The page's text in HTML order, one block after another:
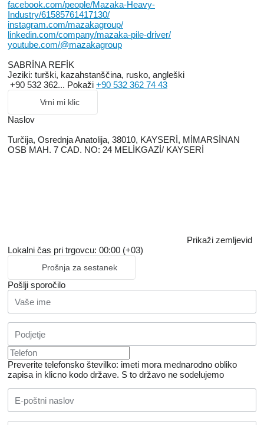
facebook.com/people/Mazaka-Heavy-
Industry/61585761417130/
instagram.com/mazakagroup/
linkedin.com/company/mazaka-pile-driver/
youtube.com/@mazakagroup
SABRİNA REFİK
Jeziki: turški, kazahstanščina, rusko, angleški
+90 532 362... Pokaži +90 532 362 74 43
Vrni mi klic
Naslov
Turčija, Osrednja Anatolija, 38010, KAYSERİ, MİMARSİNAN
OSB MAH. 7 CAD. NO: 24 MELİKGAZİ/ KAYSERİ
Prikaži zemljevid
Lokalni čas pri trgovcu: 00:00 (+03)
Prošnja za sestanek
Pošlji sporočilo
Preverite telefonsko številko: imeti mora mednarodno obliko
zapisa in klicno kodo države. S to državo ne sodelujemo